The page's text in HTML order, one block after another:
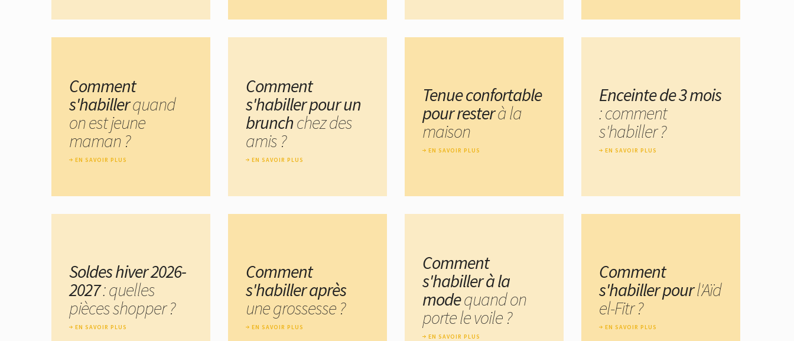
Comment
s'habillerquand
on est jeune
maman ?
EN SAVOIR PLUS
Comment
s'habiller pour un
brunchchez des
amis ?
EN SAVOIR PLUS
Tenue confortable
pour resterà la
maison
EN SAVOIR PLUS
Enceinte de 3 mois
: comment
s'habiller ?
EN SAVOIR PLUS
Soldes hiver 2026-
2027: quelles
pièces shopper ?
EN SAVOIR PLUS
Comment
s'habiller après
une grossesse ?
EN SAVOIR PLUS
Comment
s'habiller à la
modequand on
porte le voile ?
EN SAVOIR PLUS
Comment
s'habiller pourl'Aïd
el-Fitr ?
EN SAVOIR PLUS